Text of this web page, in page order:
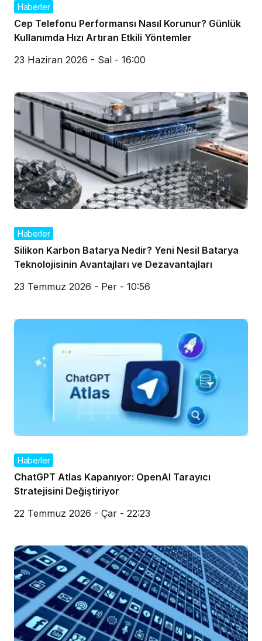
Haberler
Cep Telefonu Performansı Nasıl Korunur? Günlük
Kullanımda Hızı Artıran Etkili Yöntemler
23 Haziran 2026 - Sal - 16:00
Haberler
Silikon Karbon Batarya Nedir? Yeni Nesil Batarya
Teknolojisinin Avantajları ve Dezavantajları
23 Temmuz 2026 - Per - 10:56
Haberler
ChatGPT Atlas Kapanıyor: OpenAI Tarayıcı
Stratejisini Değiştiriyor
22 Temmuz 2026 - Çar - 22:23